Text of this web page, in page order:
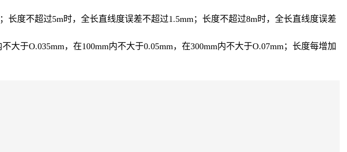
长度不超过5m时，全长直线度误差不超过1.5mm；长度不超过8m时，全长直线度误差
于O.035mm，在100mm内不大于0.05mm，在300mm内不大于O.07mm；长度每增加